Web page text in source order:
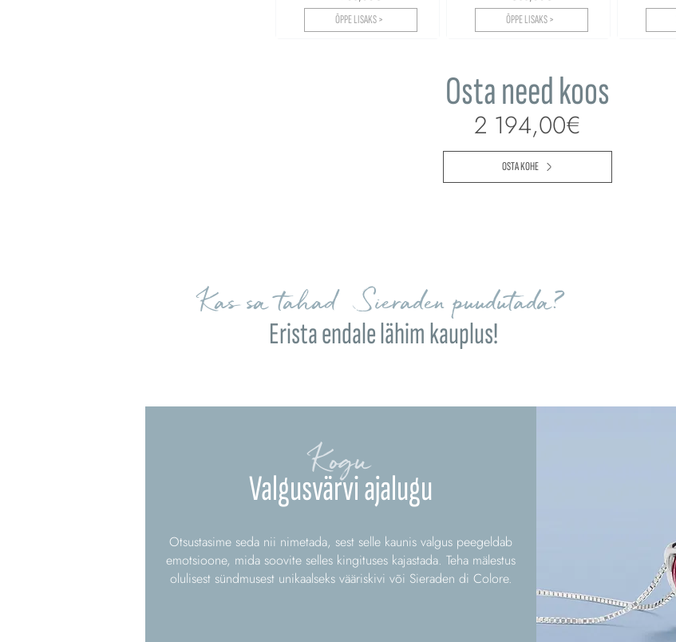
ÕPPE LISAKS > ÕPPE LISAKS >
Osta need koos
2 194,00€
OSTA KOHE
Kas sa tahad Sieraden puudutada?
Erista endale lähim kauplus!
Valgusvärvi ajalugu
Kogu
Otsustasime seda nii nimetada, sest selle kaunis valgus peegeldab
emotsioone, mida soovite selles kingituses kajastada. Teha mälestus
olulisest sündmusest unikaalseks vääriskivi või Sieraden di Colore.